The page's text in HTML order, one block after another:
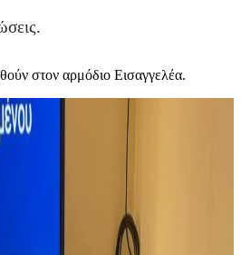
στον αρμόδιο Εισαγγελέα.